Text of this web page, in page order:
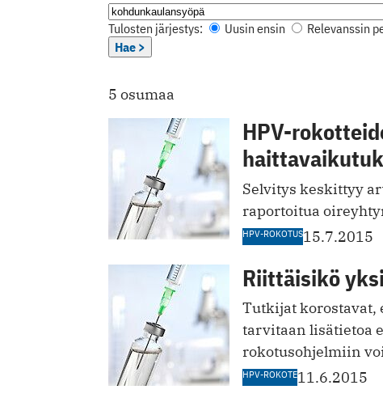
Tulosten järjestys: Uusin ensin
Relevanssin
Hae >
5 osumaa
HPV-
Selvitys keskittyy
raportoitua
HPV-ROKOTUS15.7.2015
Riittäisikö
Tutkijat korostavat,
tarvitaan lisätietoa
rokotusohjelmiin
HPV-ROKOTE11.6.2015